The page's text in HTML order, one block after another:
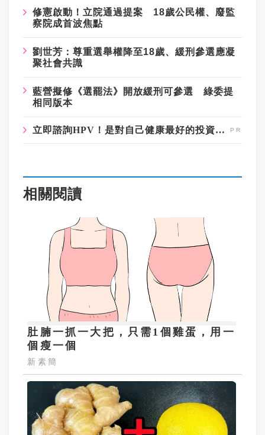
修憲啟動！立院通過提案 18歲公民權、廢監
察院成首波焦點
劉世芳：尊重選舉權降至18歲、緩刑參選應凝
聚社會共識
藍營擬修《選罷法》開放緩刑可參選 綠委提
相同版本
立即諮詢HPV！是對自己健康最好的投資，把握現在不嫌晚！
相關閱讀
肚腩一抓一大把，只需1個雞蛋，用一
個瘦一個
新素簡